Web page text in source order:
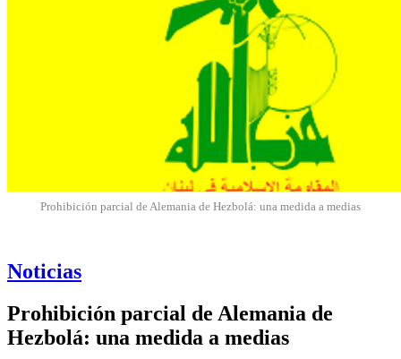
Prohibición parcial de Alemania de Hezbolá: una medida a medias
Noticias
Prohibición parcial de Alemania de
Hezbolá: una medida a medias